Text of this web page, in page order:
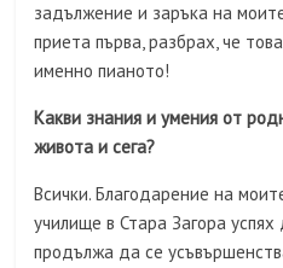
задължение и заръка на
приета първа, разбрах, че
именно пианото!
Какви знания и умения от
живота и сега?
Всички. Благодарение на
училище в Стара Загора
продължа да се